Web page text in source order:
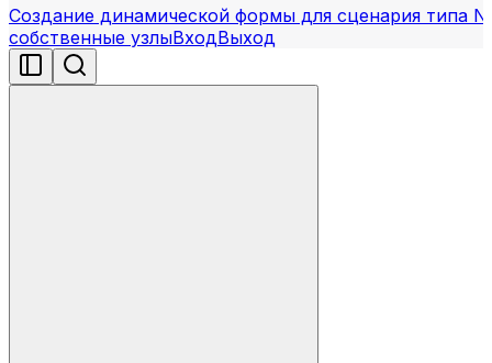
Создание динамической формы для сценария типа
собственные узлыВходВыход